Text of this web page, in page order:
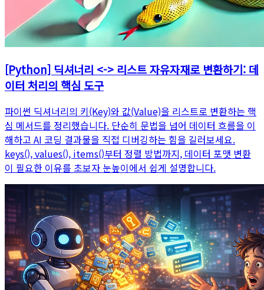
[Python] 딕셔너리 <-> 리스트 자유자재로 변환하기: 데
이터 처리의 핵심 도구
파이썬 딕셔너리의 키(Key)와 값(Value)을 리스트로 변환하는 핵
심 메서드를 정리했습니다. 단순히 문법을 넘어 데이터 흐름을 이
해하고 AI 코딩 결과물을 직접 디버깅하는 힘을 길러보세요.
keys(), values(), items()부터 정렬 방법까지, 데이터 포맷 변환
이 필요한 이유를 초보자 눈높이에서 쉽게 설명합니다.